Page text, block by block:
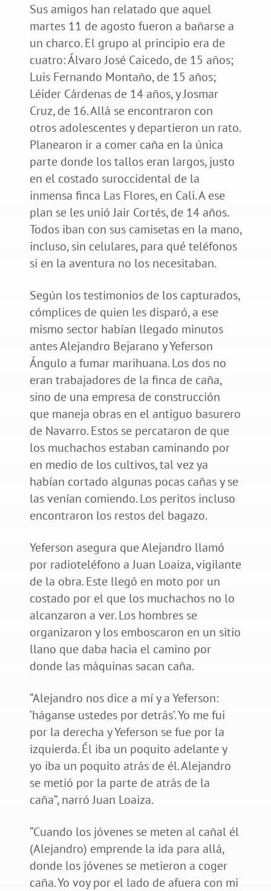
Sus amigos han relatado que aquel
martes 11 de agosto fueron a bañarse a
un charco. El grupo al principio era de
cuatro: Álvaro José Caicedo, de 15 años;
Luis Fernando Montaño, de 15 años;
Léider Cárdenas de 14 años, y Josmar
Cruz, de 16. Allá se encontraron con
otros adolescentes y departieron un rato.
Planearon ir a comer caña en la única
parte donde los tallos eran largos, justo
en el costado suroccidental de la
inmensa finca Las Flores, en Cali. A ese
plan se les unió Jair Cortés, de 14 años.
Todos iban con sus camisetas en la mano,
incluso, sin celulares, para qué teléfonos
si en la aventura no los necesitaban.
Según los testimonios de los capturados,
cómplices de quien les disparó, a ese
mismo sector habían llegado minutos
antes Alejandro Bejarano y Yeferson
Ángulo a fumar marihuana. Los dos no
eran trabajadores de la finca de caña,
sino de una empresa de construcción
que maneja obras en el antiguo basurero
de Navarro. Estos se percataron de que
los muchachos estaban caminando por
en medio de los cultivos, tal vez ya
habían cortado algunas pocas cañas y se
las venían comiendo. Los peritos incluso
encontraron los restos del bagazo.
Yeferson asegura que Alejandro llamó
por radioteléfono a Juan Loaiza, vigilante
de la obra. Este llegó en moto por un
costado por el que los muchachos no lo
alcanzaron a ver. Los hombres se
organizaron y los emboscaron en un sitio
llano que daba hacia el camino por
donde las máquinas sacan caña.
“Alejandro nos dice a mí y a Yeferson:
‘háganse ustedes por detrás’. Yo me fui
por la derecha y Yeferson se fue por la
izquierda. Él iba un poquito adelante y
yo iba un poquito atrás de él. Alejandro
se metió por la parte de atrás de la
caña”, narró Juan Loaiza.
“Cuando los jóvenes se meten al cañal él
(Alejandro) emprende la ida para allá,
donde los jóvenes se metieron a coger
caña. Yo voy por el lado de afuera con mi